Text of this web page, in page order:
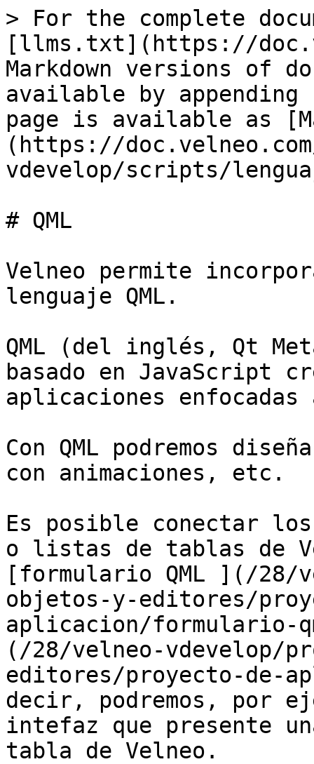
> For the complete
[llms.txt](https://
Markdown versions of
available by
page is available as
(https://
vdevelop/scripts/
# QML
Velneo permite
lenguaje QML.
QML (del inglés, Qt
basado en JavaScript
aplicaciones
Con QML podremos
con animaciones, etc.
Es posible conectar
o listas de tablas de
[formulario QML ](/28/
objetos-y-editores/
aplicacion/formulario-
(/28/velneo-vdevelop/
editores/proyecto-de-
decir, podremos, por
intefaz que presente
tabla de Velneo.